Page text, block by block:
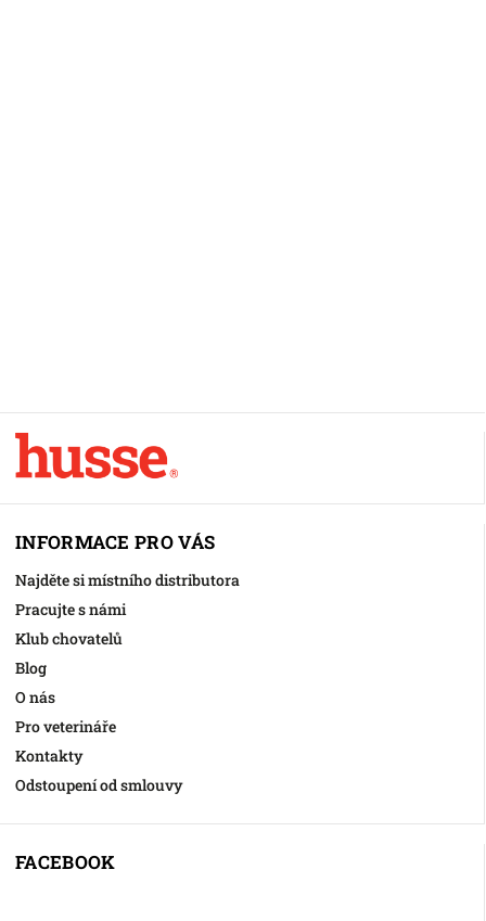
INFORMACE PRO VÁS
Najděte si místního distributora
Pracujte s námi
Klub chovatelů
Blog
O nás
Pro veterináře
Kontakty
Odstoupení od smlouvy
FACEBOOK